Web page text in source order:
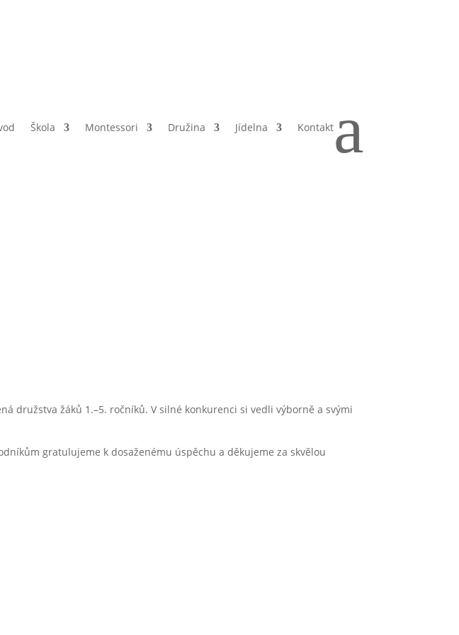
Škola Montessori Družina Jídelna Kontakta
družstva žáků 1.–5. ročníků. V silné konkurenci si vedli výborně a svými
gratulujeme k dosaženému úspěchu a děkujeme za skvělou